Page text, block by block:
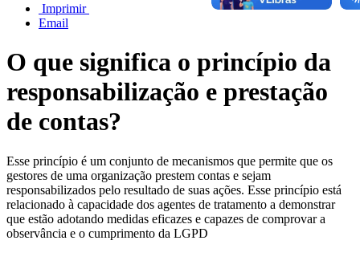
Imprimir
Email
O que significa o princípio da
responsabilização e prestação
de contas?
Esse princípio é um conjunto de mecanismos que permite que os
gestores de uma organização prestem contas e sejam
responsabilizados pelo resultado de suas ações. Esse princípio está
relacionado à capacidade dos agentes de tratamento a demonstrar
que estão adotando medidas eficazes e capazes de comprovar a
observância e o cumprimento da LGPD